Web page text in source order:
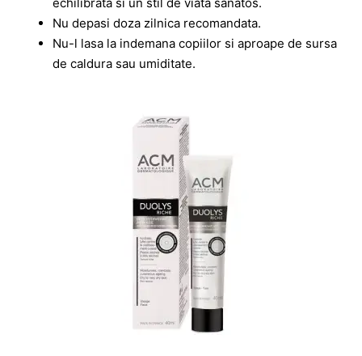
Nu depasi doza zilnica recomandata.
Nu-l lasa la indemana copiilor si aproape de sursa
de caldura sau umiditate.